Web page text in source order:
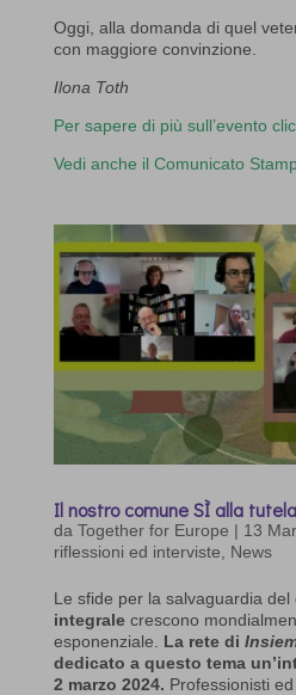
Oggi, alla domanda di quel
con maggiore convinzione.
Ilona Toth
Per sapere di più sull’evento
Vedi anche il Comunicato
Il nostro comune SÌ alla
da Together for Europe | 13
riflessioni ed interviste, News
Le sfide per la salvaguardia
integralecrescono
esponenziale. La rete di
dedicato a questo tema
2 marzo 2024. Professionisti